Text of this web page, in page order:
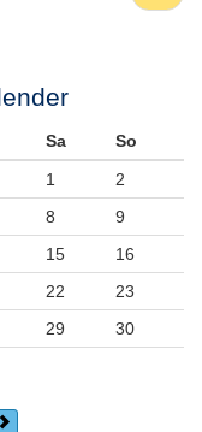
Sa
So
1
2
8
9
15
16
22
23
29
30